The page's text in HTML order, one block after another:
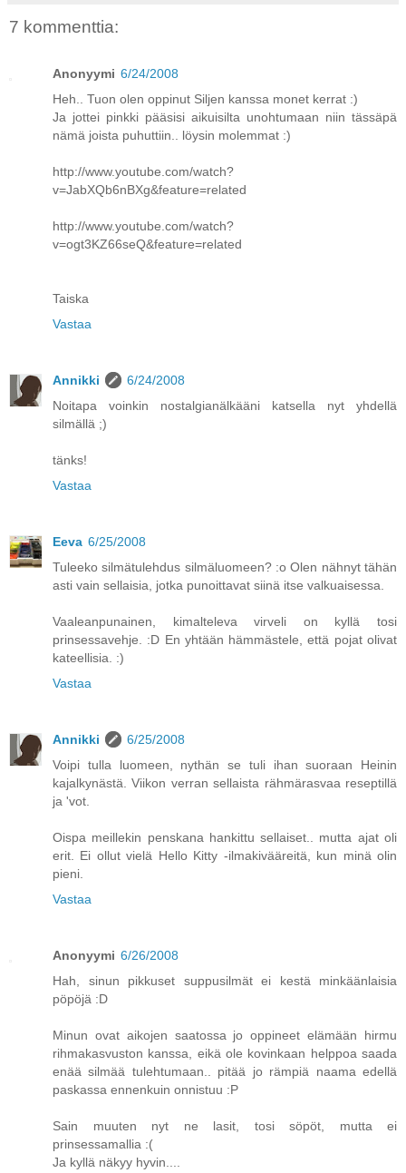
7 kommenttia:
Anonyymi 6/24/2008
Heh.. Tuon olen oppinut Siljen kanssa monet kerrat :)
Ja jottei pinkki pääsisi aikuisilta unohtumaan niin tässäpä
nämä joista puhuttiin.. löysin molemmat :)
http://www.youtube.com/watch?
v=JabXQb6nBXg&feature=related
http://www.youtube.com/watch?
v=ogt3KZ66seQ&feature=related
Taiska
Vastaa
Annikki
6/24/2008
Noitapa voinkin nostalgianälkääni katsella nyt yhdellä
silmällä ;)
tänks!
Vastaa
Eeva 6/25/2008
Tuleeko silmätulehdus silmäluomeen? :o Olen nähnyt tähän
asti vain sellaisia, jotka punoittavat siinä itse valkuaisessa.
Vaaleanpunainen, kimalteleva virveli on kyllä tosi
prinsessavehje. :D En yhtään hämmästele, että pojat olivat
kateellisia. :)
Vastaa
Annikki
6/25/2008
Voipi tulla luomeen, nythän se tuli ihan suoraan Heinin
kajalkynästä. Viikon verran sellaista rähmärasvaa reseptillä
ja 'vot.
Oispa meillekin penskana hankittu sellaiset.. mutta ajat oli
erit. Ei ollut vielä Hello Kitty -ilmakivääreitä, kun minä olin
pieni.
Vastaa
Anonyymi 6/26/2008
Hah, sinun pikkuset suppusilmät ei kestä minkäänlaisia
pöpöjä :D
Minun ovat aikojen saatossa jo oppineet elämään hirmu
rihmakasvuston kanssa, eikä ole kovinkaan helppoa saada
enää silmää tulehtumaan.. pitää jo rämpiä naama edellä
paskassa ennenkuin onnistuu :P
Sain muuten nyt ne lasit, tosi söpöt, mutta ei
prinsessamallia :(
Ja kyllä näkyy hyvin....